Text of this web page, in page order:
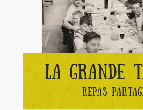
LA GRANDE
REPAS